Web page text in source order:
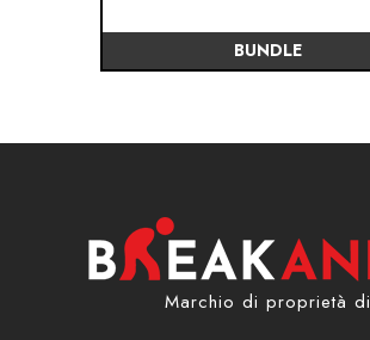
VINI
NOVITÀ
AREA INGROSSO
BUNDLE
Marchio di proprietà di